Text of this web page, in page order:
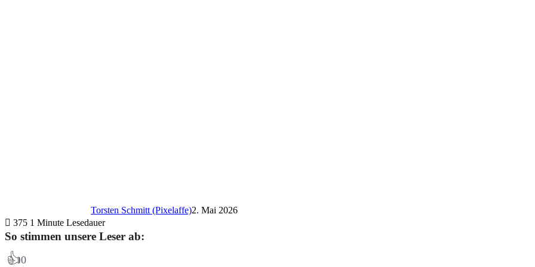
Torsten Schmitt (Pixelaffe)2. Mai 2026
375 1 Minute Lesedauer
So stimmen unsere Leser ab:
👍0